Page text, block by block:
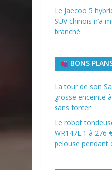
Le Jaecoo 5
SUV chinois n’a
branché
BONS
La tour de son
grosse enceinte
sans forcer
Le robot
WR147E.1 à 276
pelouse pendant